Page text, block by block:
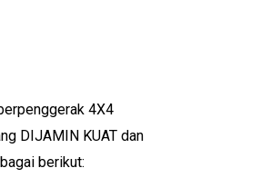
4X4
DIJAMIN KUAT dan
berikut: